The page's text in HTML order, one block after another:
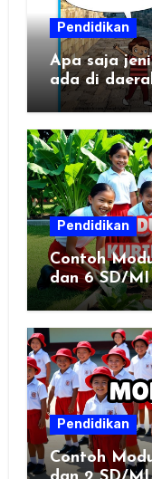
Pendidikan
Apa saja
ada di
Pendidikan
Contoh
dan 6 SD/MI
Pendidikan
Contoh